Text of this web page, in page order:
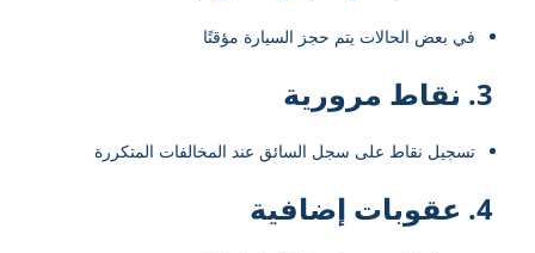
في بعض الحالات يتم حجز السيارة مؤقتًا
3. نقاط مرورية
تسجيل نقاط على سجل السائق عند المخالفات المتكررة
4. عقوبات إضافية